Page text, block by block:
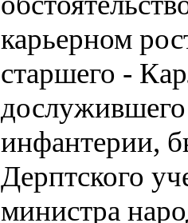
карьерном
старшего -
дослужившего
инфантерии,
Дерптского
министра